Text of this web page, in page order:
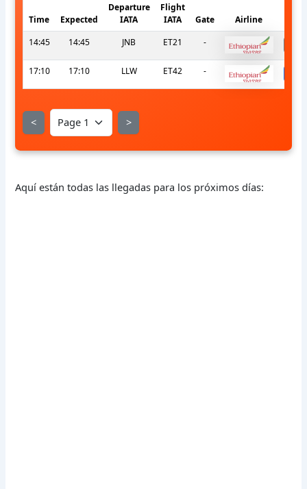
Time Expected
Departure
IATA
Flight
IATA
Gate
Airline
14:45
14:45 JNB ET21 -
17:10 17:10 LLW ET42 -
< >
Aquí están todas las llegadas para los próximos días: